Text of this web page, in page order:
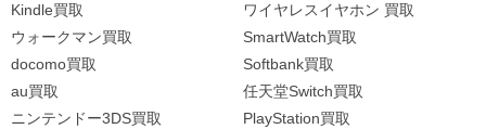
Kindle買取
ワイヤレスイヤホン 買取
ウォークマン買取
SmartWatch買取
docomo買取
Softbank買取
au買取
任天堂Switch買取
ニンテンドー3DS買取
PlayStation買取